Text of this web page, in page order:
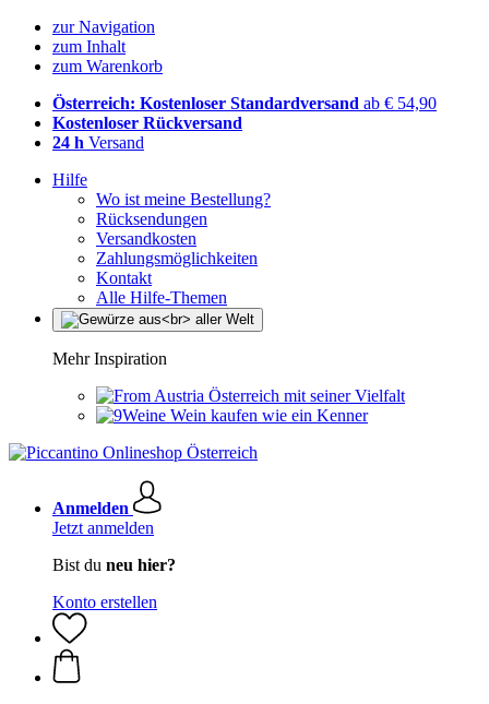
zur Navigation
zum Inhalt
zum Warenkorb
Österreich: Kostenloser Standardversand ab € 54,90
Kostenloser Rückversand
24 h Versand
Hilfe
Wo ist meine Bestellung?
Rücksendungen
Versandkosten
Zahlungsmöglichkeiten
Kontakt
Alle Hilfe-Themen
Mehr Inspiration
Österreich mit seiner Vielfalt
Wein kaufen wie ein Kenner
Anmelden
Jetzt anmelden
Bist du neu hier?
Konto erstellen